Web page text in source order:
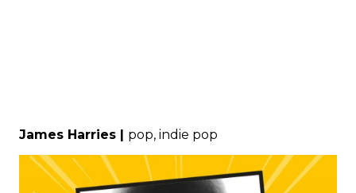
James Harries | pop, indie pop